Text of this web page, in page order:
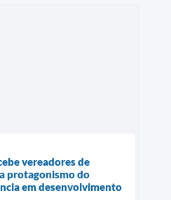
vereadores de
protagonismo do
em desenvolvimento